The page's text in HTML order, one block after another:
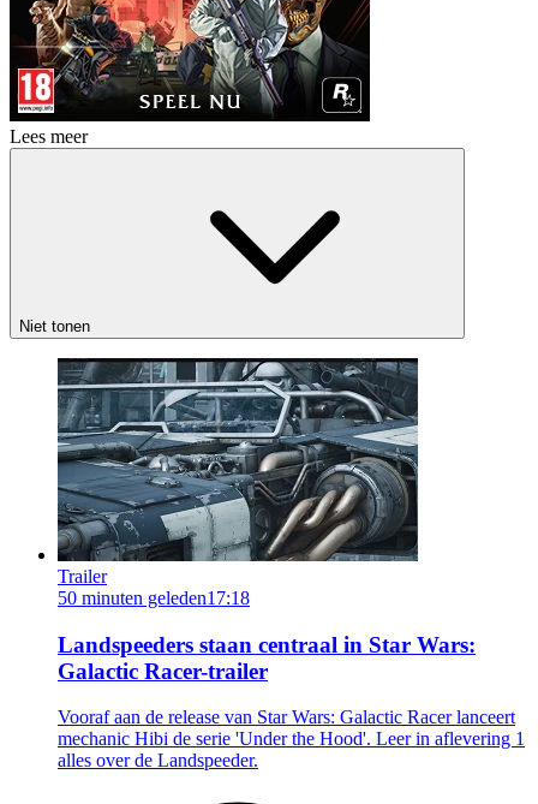
Lees meer
Niet tonen
Trailer
50 minuten geleden17:18
Landspeeders staan centraal in Star Wars:
Galactic Racer-trailer
Vooraf aan de release van Star Wars: Galactic Racer lanceert
mechanic Hibi de serie 'Under the Hood'. Leer in aflevering 1
alles over de Landspeeder.